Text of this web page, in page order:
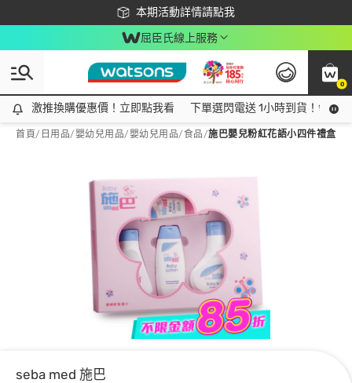
本期活動詳情請點我
下載app最高回饋$350
屈臣氏線上服務
0
激推換購優惠價！立即點我看
激推換購優惠價！立即點我看 下單選閃電送 1小時到貨！領神
首頁/ 日用品/嬰幼兒用品/嬰幼兒用品/食品/施巴嬰兒粉紅花語小四件禮盒
seba med 施巴